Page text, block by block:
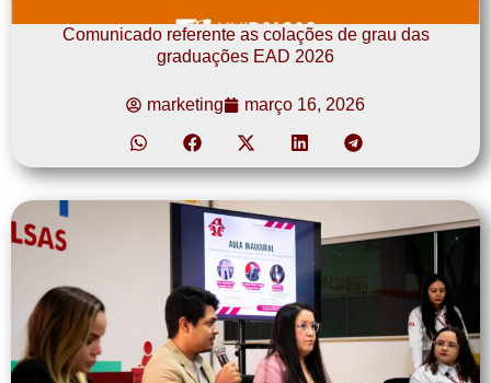
Comunicado referente as colações de grau das
graduações EAD 2026
marketing março 16, 2026